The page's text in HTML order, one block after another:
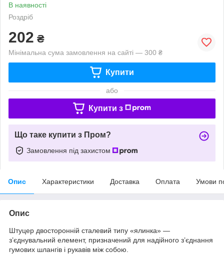
В наявності
Роздріб
202 ₴
Мінімальна сума замовлення на сайті — 300 ₴
Купити
або
Купити з
Що таке купити з Пром?
Замовлення під захистом
Опис Характеристики Доставка Оплата Умови
Опис
Штуцер двосторонній сталевий типу «ялинка» —
з’єднувальний елемент, призначений для надійного з’єднання
гумових шлангів і рукавів між собою.